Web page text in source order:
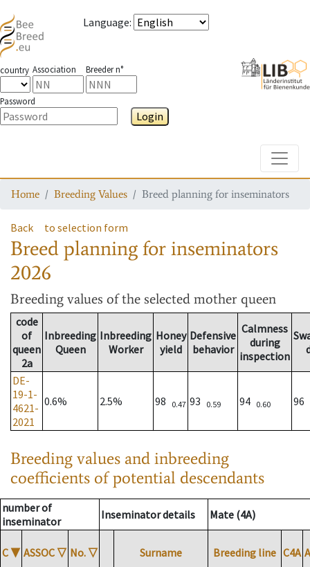
Language:
country Association Breeder n°
Password
Login
Home Breeding Values Breed planning for inseminators
Back to selection form
Breed planning for inseminators
2026
Breeding values of the selected mother queen
code
of
queen
2a
Inbreeding
Queen
Inbreeding
Worker
Honey
yield
Defensive
behavior
Calmness
during
inspection
DE-
19-1-
4621-
2021
0.6% 2.5% 98 0.47 93 0.59 94 0.60 96
Breeding values and inbreeding
coefficients of potential descendants
number of
inseminator
Inseminator details Mate (4A)
C ▼ ASSOC ▽ No. ▽ Surname Breeding line C4A